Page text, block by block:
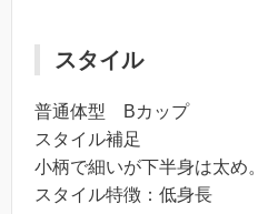
スタイル
普通体型 Bカップ
スタイル補足
小柄で細いが下半身は太め。
スタイル特徴：低身長